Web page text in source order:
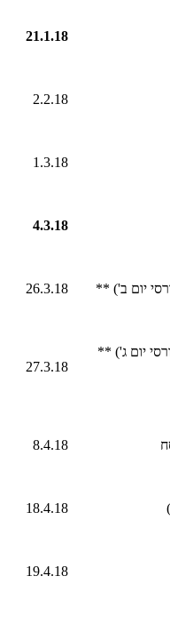
21.1.18
2.2.18
1.3.18
4.3.18
יום ב') ** 26.3.18
יום ג') **
27.3.18
8.4.18
18.4.18
19.4.18